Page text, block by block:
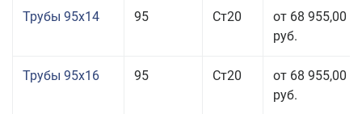
Трубы 95x14 95 Ст20
от 68 955,00
руб.
Трубы 95x16 95 Ст20
от 68 955,00
руб.